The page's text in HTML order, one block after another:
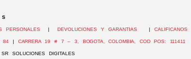
S
PERSONALES |DEVOLUCIONES Y GARANTIAS |CALIFICANOS
84| CARRERA 19 # 7 – 3, BOGOTA, COLOMBIA, COD POS: 111411
SOLUCIONES DIGITALES